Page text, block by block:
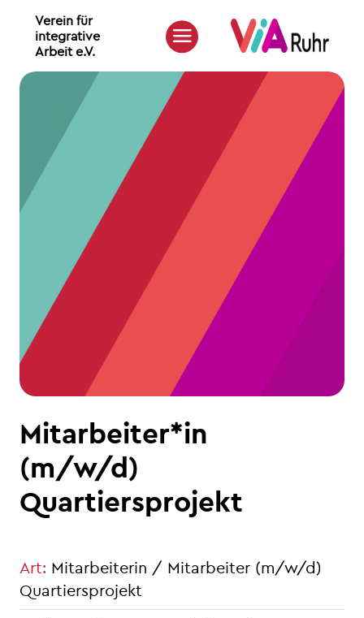
Verein für
integrative
Arbeit e.V.
Mitarbeiter*in
(m/w/d)
Quartiersprojekt
Art: Mitarbeiterin / Mitarbeiter (m/w/d)
Quartiersprojekt